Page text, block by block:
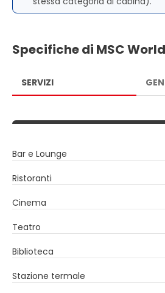
Specifiche di MSC
SERVIZI
Bar e Lounge
Ristoranti
Cinema
Teatro
Biblioteca
Stazione termale